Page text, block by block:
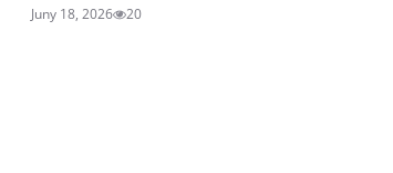
Juny 18, 2026 20